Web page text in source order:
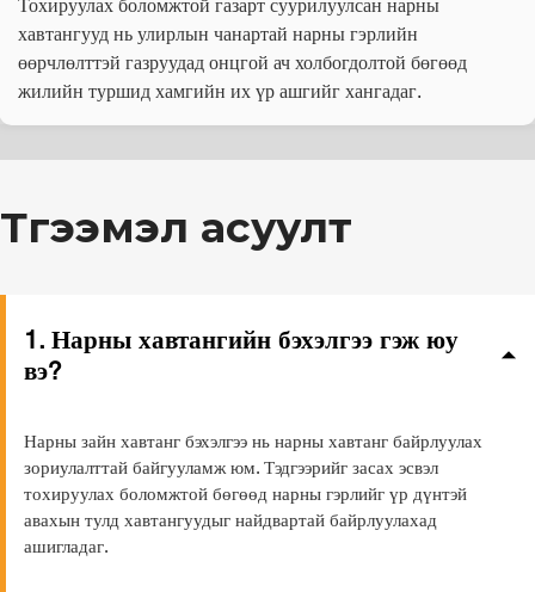
Тохируулах боломжтой газарт суурилуулсан нарны
хавтангууд нь улирлын чанартай нарны гэрлийн
өөрчлөлттэй газруудад онцгой ач холбогдолтой бөгөөд
жилийн туршид хамгийн их үр ашгийг хангадаг.
Түгээмэл асуулт
1. Нарны хавтангийн бэхэлгээ гэж юу
вэ?
Нарны зайн хавтанг бэхэлгээ нь нарны хавтанг байрлуулах
зориулалттай байгууламж юм. Тэдгээрийг засах эсвэл
тохируулах боломжтой бөгөөд нарны гэрлийг үр дүнтэй
авахын тулд хавтангуудыг найдвартай байрлуулахад
ашигладаг.